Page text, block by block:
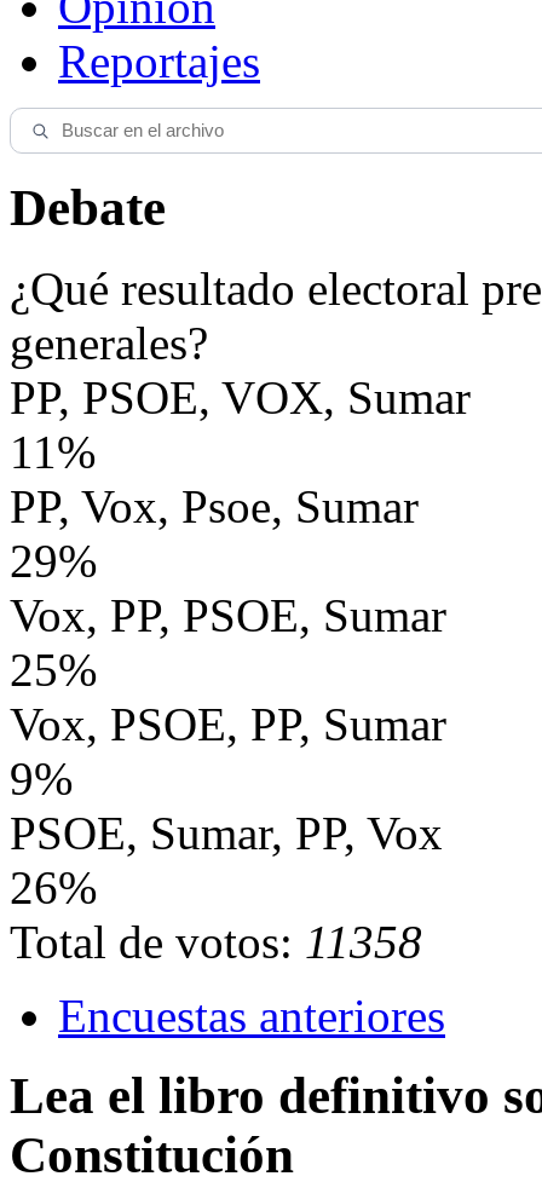
Reportajes
Debate
¿Qué resultado electoral
generales?
PP, PSOE, VOX, Sumar
11%
PP, Vox, Psoe, Sumar
29%
Vox, PP, PSOE, Sumar
25%
Vox, PSOE, PP, Sumar
9%
PSOE, Sumar, PP, Vox
26%
Total de votos: 11358
Encuestas anteriores
Lea el libro definitivo
Constitución